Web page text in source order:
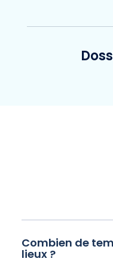
Combien de
lieux ?